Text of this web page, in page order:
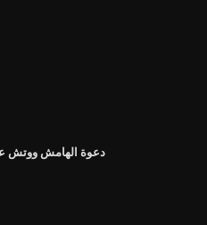
دعوة الهامش ووتش